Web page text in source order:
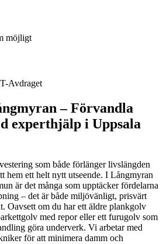
möjligt
Avdraget
– Förvandla
experthjälp i Uppsala
som både förlänger livslängden
hem ett helt nytt utseende. I Långmyran
är det många som upptäcker fördelarna
– det är både miljövänligt, prisvärt
Oavsett om du har ett äldre plankgolv
med repor eller ett furugolv som
göra underverk. Vi arbetar med
för att minimera damm och